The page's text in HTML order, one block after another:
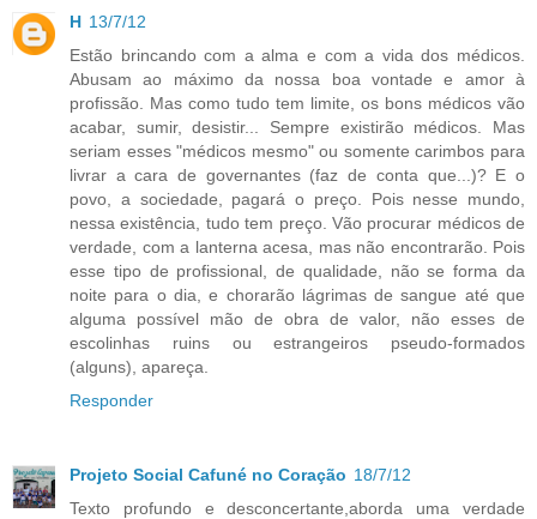
H 13/7/12
Estão brincando com a alma e com a vida dos médicos.
Abusam ao máximo da nossa boa vontade e amor à
profissão. Mas como tudo tem limite, os bons médicos vão
acabar, sumir, desistir... Sempre existirão médicos. Mas
seriam esses "médicos mesmo" ou somente carimbos para
livrar a cara de governantes (faz de conta que...)? E o
povo, a sociedade, pagará o preço. Pois nesse mundo,
nessa existência, tudo tem preço. Vão procurar médicos de
verdade, com a lanterna acesa, mas não encontrarão. Pois
esse tipo de profissional, de qualidade, não se forma da
noite para o dia, e chorarão lágrimas de sangue até que
alguma possível mão de obra de valor, não esses de
escolinhas ruins ou estrangeiros pseudo-formados
(alguns), apareça.
Responder
Projeto Social Cafuné no Coração 18/7/12
Texto profundo e desconcertante,aborda uma verdade